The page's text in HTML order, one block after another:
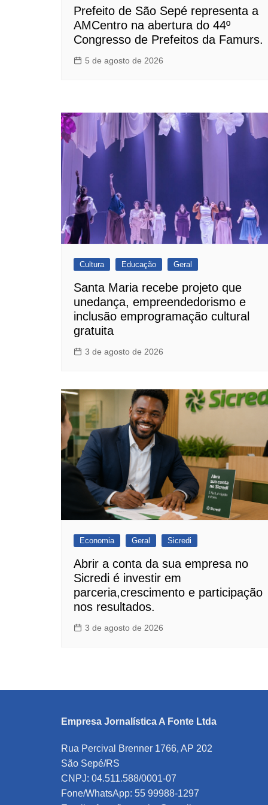
Prefeito de São Sepé representa a
AMCentro na abertura do 44º
Congresso de Prefeitos da Famurs.
5 de agosto de 2026
Cultura Educação Geral
Santa Maria recebe projeto que
unedança, empreendedorismo e
inclusão emprogramação cultural
gratuita
3 de agosto de 2026
Economia Geral Sicredi
Abrir a conta da sua empresa no
Sicredi é investir em
parceria,crescimento e participação
nos resultados.
3 de agosto de 2026
Empresa Jornalística A Fonte Ltda
Rua Percival Brenner 1766, AP 202
São Sepé/RS
CNPJ: 04.511.588/0001-07
Fone/WhatsApp: 55 99988-1297